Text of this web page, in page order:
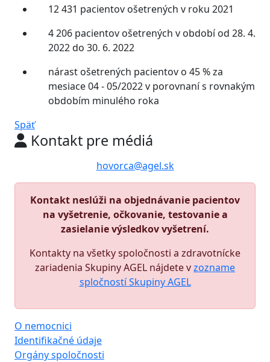
12 431 pacientov ošetrených v roku 2021
4 206 pacientov ošetrených v období od 28. 4.
2022 do 30. 6. 2022
nárast ošetrených pacientov o 45 % za
mesiace 04 - 05/2022 v porovnaní s rovnakým
obdobím minulého roka
Späť
Kontakt pre médiá
hovorca@agel.sk
Kontakt neslúži na objednávanie pacientov
na vyšetrenie, očkovanie, testovanie a
zasielanie výsledkov vyšetrení.
Kontakty na všetky spoločnosti a zdravotnícke
zariadenia Skupiny AGEL nájdete vzozname
spločností Skupiny AGEL
O nemocnici
Identifikačné údaje
Orgány spoločnosti